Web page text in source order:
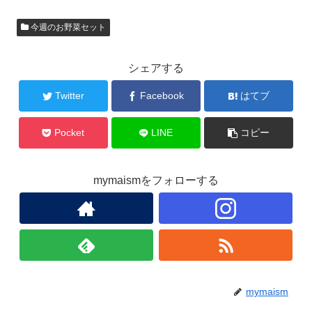
c
e
o
o
k
tt
er
e
今週のお野菜セット
シェアする
Twitter Facebook はてブ
Pocket LINE コピー
mymaismをフォローする
mymaism